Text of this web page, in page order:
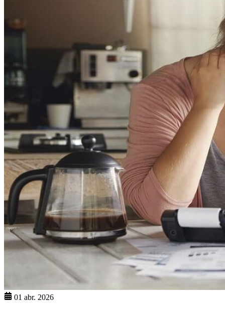
01 abr. 2026